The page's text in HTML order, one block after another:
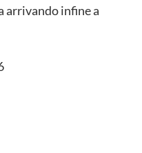
arrivando infine a